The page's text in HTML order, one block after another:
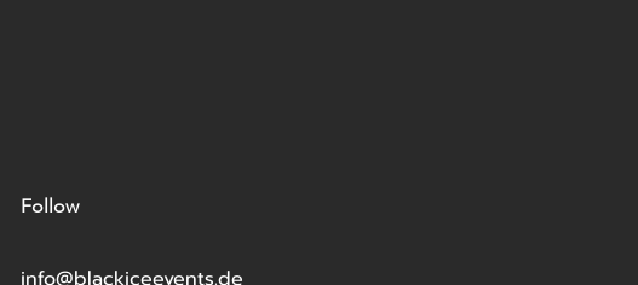
Follow
info@blackiceevents.de